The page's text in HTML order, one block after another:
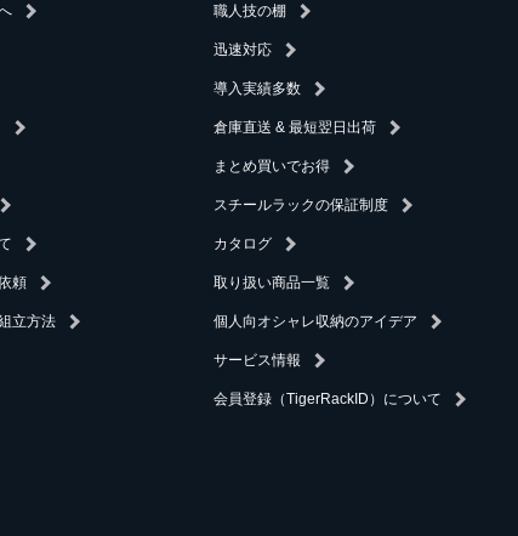
頼
立方法
職人技の棚
迅速対応
導入実績多数
倉庫直送 & 最短翌日出荷
まとめ買いでお得
スチールラックの保証制度
カタログ
取り扱い商品一覧
個人向オシャレ収納のアイデア
サービス情報
会員登録（TigerRackID）について